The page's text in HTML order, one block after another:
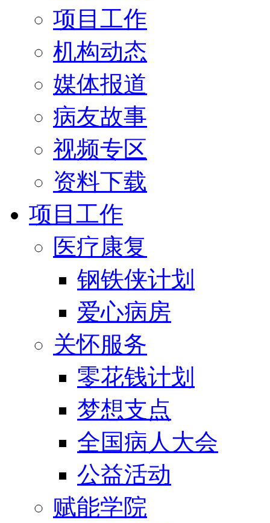
项目工作
机构动态
媒体报道
病友故事
视频专区
资料下载
项目工作
医疗康复
钢铁侠计划
爱心病房
关怀服务
零花钱计划
梦想支点
全国病人大会
公益活动
赋能学院